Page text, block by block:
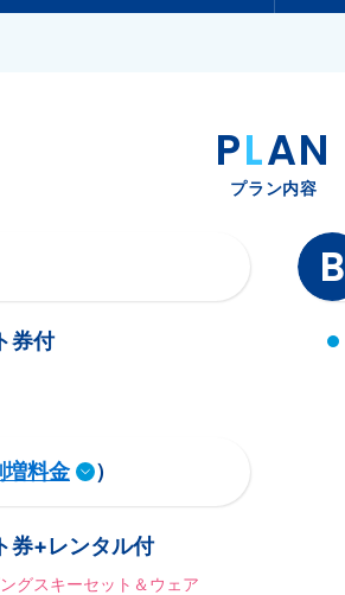
PLAN
プラン内容
券付
B
増料金 ）
券+レンタル付
グスキーセット＆ウェア